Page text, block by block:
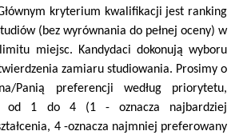
kryterium kwalifikacji jest ranking
(bez wyrównania do pełnej oceny) w
miejsc. Kandydaci dokonują wyboru
zamiaru studiowania. Prosimy o
Panią preferencji według priorytetu,
od 1 do 4 (1 - oznacza najbardziej
4 -oznacza najmniej preferowany